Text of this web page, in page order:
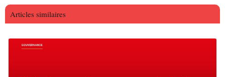
Articles similaires